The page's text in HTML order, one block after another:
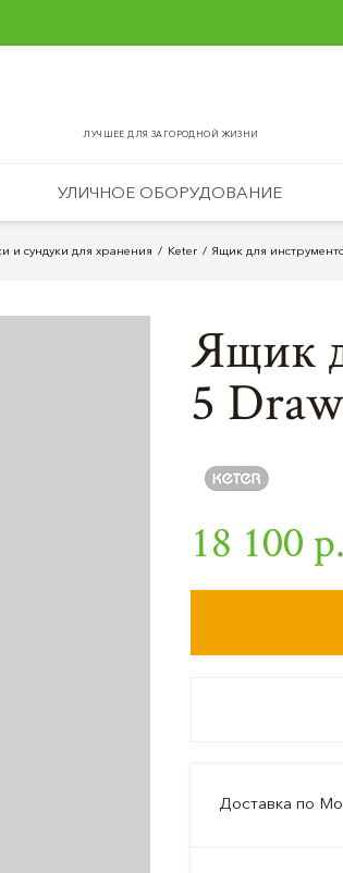
ЛУЧШЕЕ ДЛЯ ЗАГОРОДНОЙ ЖИЗНИ
УЛИЧНОЕ ОБОРУДОВАНИЕ
и сундуки для хранения Keter Ящик для
Ящик
5
18 100 р.
Доставка по